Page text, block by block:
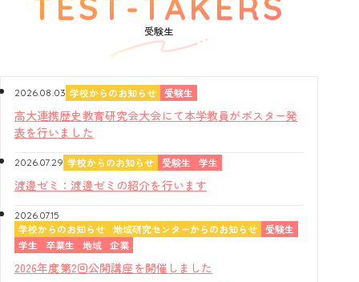
受験生
2026.08.03 学校からのお知らせ 受験生
高大連携歴史教育研究会大会にて本学教員がポスター発
表を行いました
2026.07.29 学校からのお知らせ 受験生 学生
渡邊ゼミ：渡邊ゼミの紹介を行います
2026.07.15
学校からのお知らせ 地域研究センターからのお知らせ
受験生
学生
卒業生 地域 企業
2026年度第2回公開講座を開催しました